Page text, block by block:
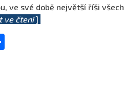
ve své době největší říši všech
ve čtení]